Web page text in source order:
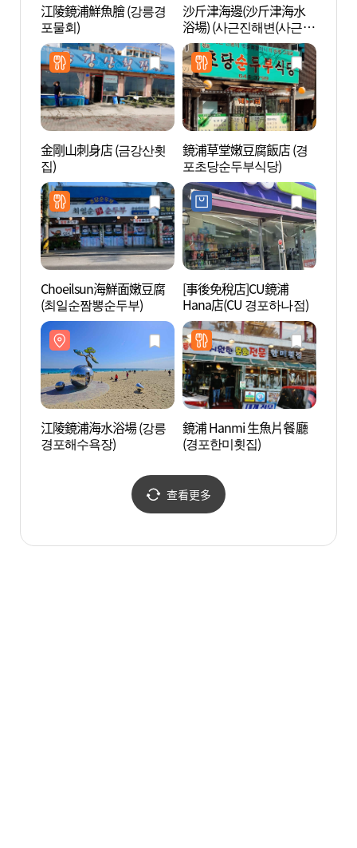
江陵鏡浦鮮魚膾 (강릉경
포물회)
沙斤津海邊(沙斤津海水
浴場) (사근진해변(사근진
해수욕장))
金剛山刺身店 (금강산횟
집)
鏡浦草堂嫩豆腐飯店 (경
포초당순두부식당)
Choeilsun海鮮面嫩豆腐
(최일순짬뽕순두부)
[事後免稅店]CU鏡浦
Hana店(CU 경포하나점)
江陵鏡浦海水浴場 (강릉
경포해수욕장)
鏡浦 Hanmi 生魚片餐廳
(경포한미횟집)
查看更多